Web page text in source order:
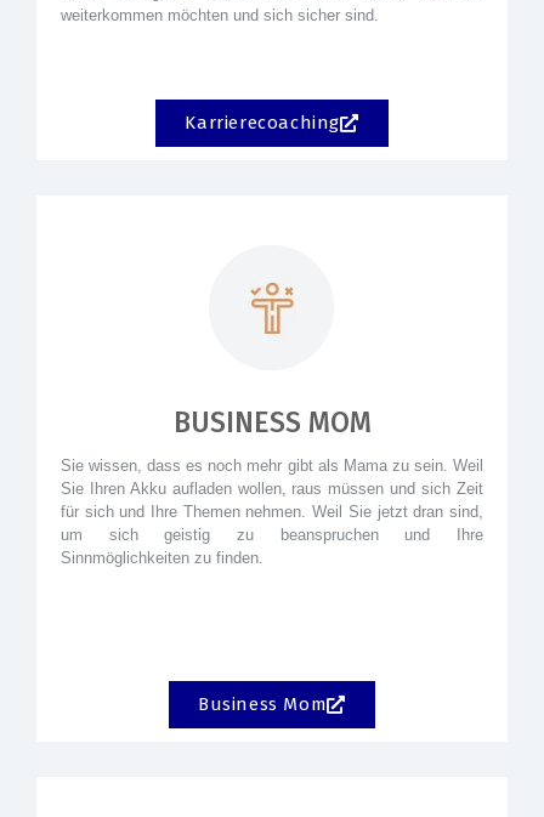
weiterkommen möchten und sich sicher sind.
Karrierecoaching
BUSINESS MOM
Sie wissen, dass es noch mehr gibt als Mama zu sein. Weil
Sie Ihren Akku aufladen wollen, raus müssen und sich Zeit
für sich und Ihre Themen nehmen. Weil Sie jetzt dran sind,
um sich geistig zu beanspruchen und Ihre
Sinnmöglichkeiten zu finden.
Business Mom